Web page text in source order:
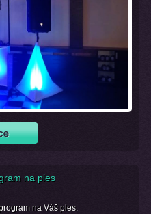
na ples
na Váš ples.